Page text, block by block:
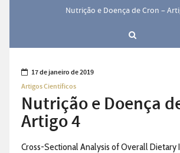
Nutrição e Doença de Cron –
17 de janeiro de 2019
Artigos Científicos
Nutrição e Doença
Artigo 4
Cross-Sectional Analysis of Overall Dietary